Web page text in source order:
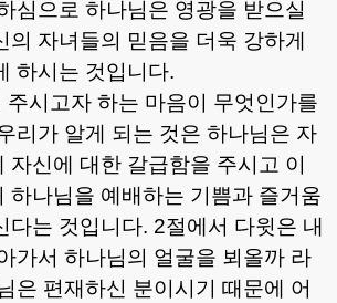
심으로 하나님은 영광을 받으실
의 자녀들의 믿음을 더욱 강하게
하시는 것입니다.
주시고자 하는 마음이 무엇인가를
리가 알게 되는 것은 하나님은 자
자신에 대한 갈급함을 주시고 이
하나님을 예배하는 기쁨과 즐거움
다는 것입니다. 2절에서 다윗은 내
가서 하나님의 얼굴을 뵈올까 라
은 편재하신 분이시기 때문에 어